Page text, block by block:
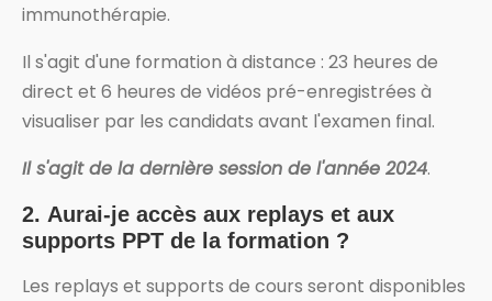
immunothérapie.
Il s'agit d'une formation à distance : 23 heures de
direct et 6 heures de vidéos pré-enregistrées à
visualiser par les candidats avant l'examen final.
Il s'agit de la dernière session de l'année 2024.
2. Aurai-je accès aux replays et aux
supports PPT de la formation ?
Les replays et supports de cours seront disponibles